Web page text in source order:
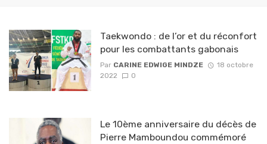
Taekwondo : de l’or et du réconfort
pour les combattants gabonais
Par CARINE EDWIGE MINDZE
18 octobre
2022
0
Le 10ème anniversaire du décès de
Pierre Mamboundou commémoré